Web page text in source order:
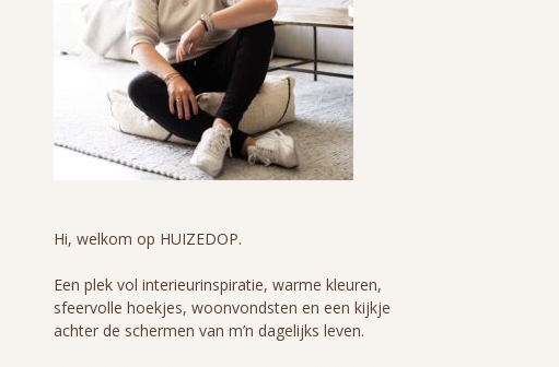
Hi, welkom op HUIZEDOP.
Een plek vol interieurinspiratie, warme kleuren,
sfeervolle hoekjes, woonvondsten en een kijkje
achter de schermen van m’n dagelijks leven.